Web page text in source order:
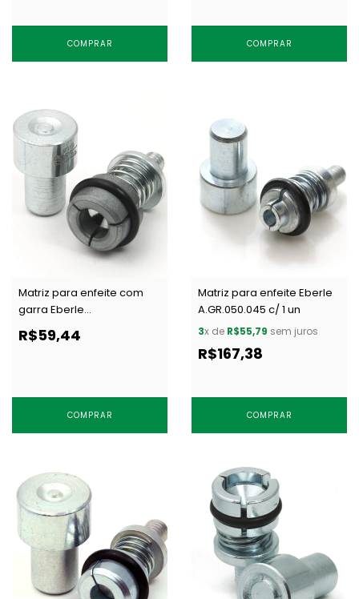
COMPRAR COMPRAR
Matriz para enfeite com
garra Eberle
A.GR.065.070.PI c/ 1 un
R$59,44
COMPRAR
Matriz para enfeite Eberle
A.GR.050.045 c/ 1 un
3x de R$55,79 sem juros
R$167,38
COMPRAR